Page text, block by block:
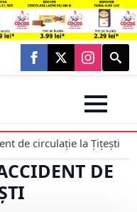
Search
for:
de circulație la Țițești
DE